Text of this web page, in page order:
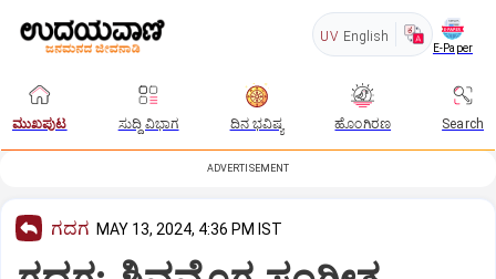
UV English
E-Paper
ಮುಖಪುಟ ಸುದ್ದಿ ವಿಭಾಗ ದಿನ ಭವಿಷ್ಯ ಹೊಂಗಿರಣ Search
ADVERTISEMENT
ಗದಗ MAY 13, 2024, 4:36 PM IST